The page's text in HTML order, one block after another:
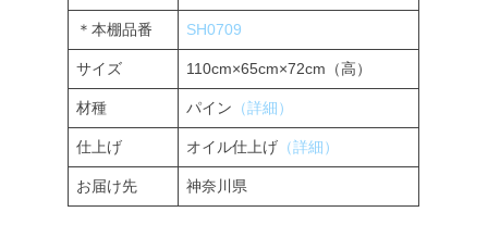
＊本棚品番 SH0709
サイズ 110cm×65cm×72cm（高）
材種 パイン （詳細）
仕上げ オイル仕上げ （詳細）
お届け先 神奈川県